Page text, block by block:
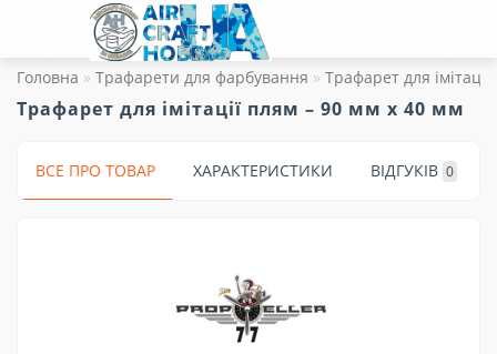
Головна Трафарети для фарбування Трафарет для
Трафарет для імітації плям – 90 мм х 40 мм
ВСЕ ПРО ТОВАР ХАРАКТЕРИСТИКИ ВІДГУКІВ 0